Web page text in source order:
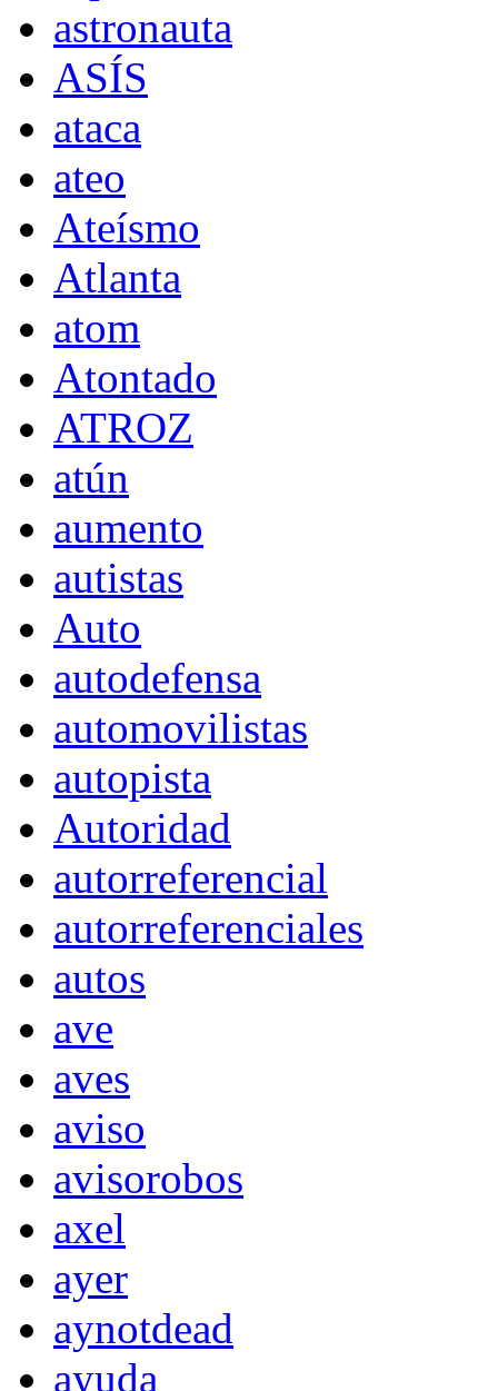
astronauta
ASÍS
ataca
ateo
Ateísmo
Atlanta
atom
Atontado
ATROZ
atún
aumento
autistas
Auto
autodefensa
automovilistas
autopista
Autoridad
autorreferencial
autorreferenciales
autos
ave
aves
aviso
avisorobos
axel
ayer
aynotdead
ayuda